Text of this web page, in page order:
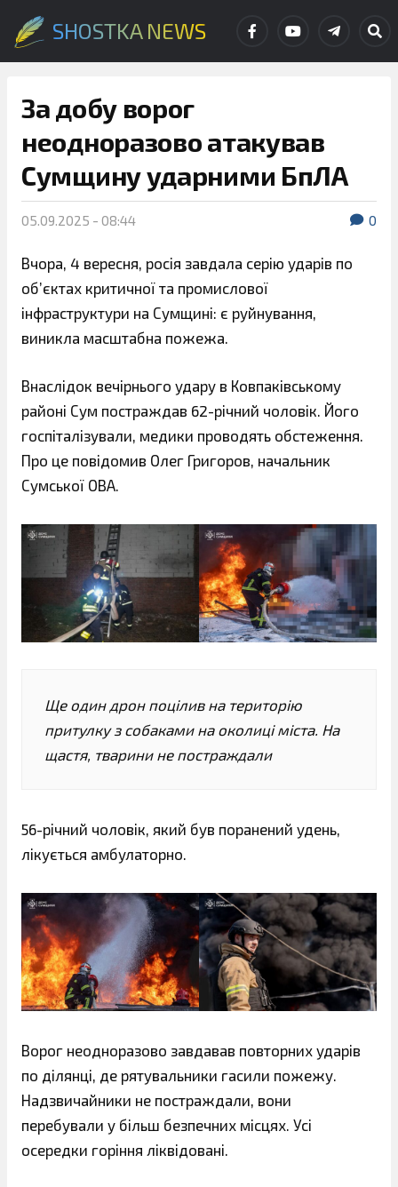
SHOSTKA NEWS
За добу ворог
неодноразово атакував
Сумщину ударними БпЛА
05.09.2025 - 08:44 0
Вчора, 4 вересня, росія завдала серію ударів по
об’єктах критичної та промислової
інфраструктури на Сумщині: є руйнування,
виникла масштабна пожежа.
Внаслідок вечірнього удару в Ковпаківському
районі Сум постраждав 62-річний чоловік. Його
госпіталізували, медики проводять обстеження.
Про це повідомив Олег Григоров, начальник
Сумської ОВА.
Ще один дрон поцілив на територію
притулку з собаками на околиці міста. На
щастя, тварини не постраждали
56-річний чоловік, який був поранений удень,
лікується амбулаторно.
Ворог неодноразово завдавав повторних ударів
по ділянці, де рятувальники гасили пожежу.
Надзвичайники не постраждали, вони
перебували у більш безпечних місцях. Усі
осередки горіння ліквідовані.